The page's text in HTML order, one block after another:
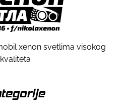
xenon svetlima visokog
kvaliteta